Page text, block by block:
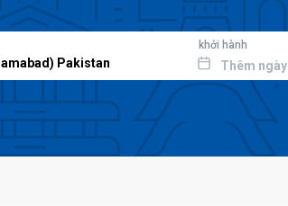
khởi hành
Thêm ngày